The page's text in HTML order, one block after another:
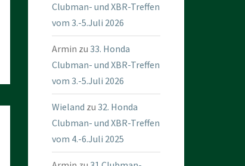
Clubman- und XBR-Treffen
vom 3.-5.Juli 2026
Armin zu 33. Honda
Clubman- und XBR-Treffen
vom 3.-5.Juli 2026
Wieland zu 32. Honda
Clubman- und XBR-Treffen
vom 4.-6.Juli 2025